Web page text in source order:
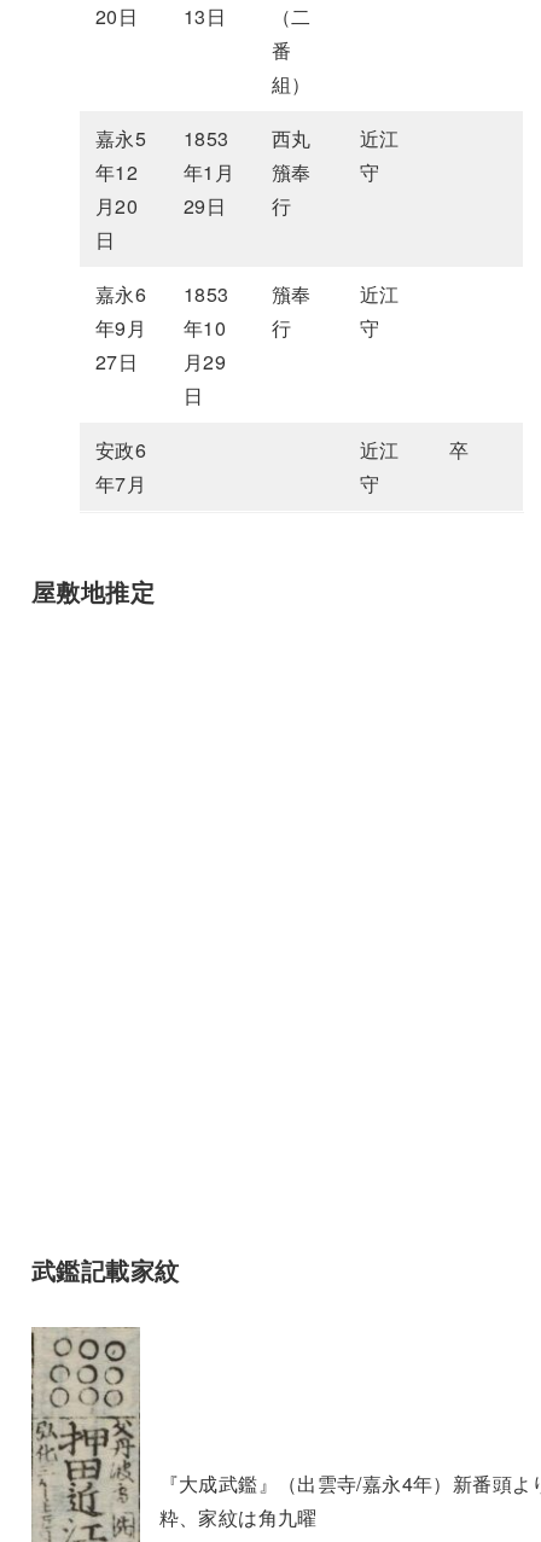
20日
13日
（二
番
組）
嘉永5
年12
月20
日
1853
年1月
29日
西丸
籏奉
行
近江
守
嘉永6
年9月
27日
1853
年10
月29
日
籏奉
行
近江
守
安政6
年7月
近江
守
卒
屋敷地推定
武鑑記載家紋
『大成武鑑』（出雲寺/嘉永4年）新番頭よ
粋、家紋は角九曜